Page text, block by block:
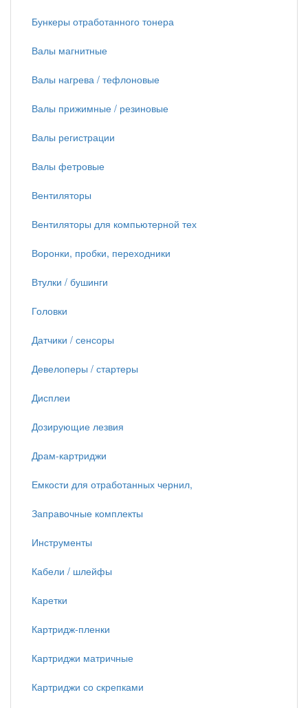
Бункеры отработанного тонера
Валы магнитные
Валы нагрева / тефлоновые
Валы прижимные / резиновые
Валы регистрации
Валы фетровые
Вентиляторы
Вентиляторы для компьютерной тех
Воронки, пробки, переходники
Втулки / бушинги
Головки
Датчики / сенсоры
Девелоперы / стартеры
Дисплеи
Дозирующие лезвия
Драм-картриджи
Емкости для отработанных чернил,
Заправочные комплекты
Инструменты
Кабели / шлейфы
Каретки
Картридж-пленки
Картриджи матричные
Картриджи со скрепками